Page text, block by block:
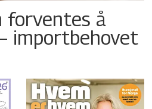
forventes å
importbehovet